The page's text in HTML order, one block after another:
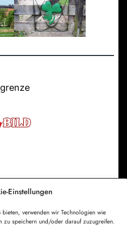
Einstellungen
verwenden wir Technologien wie
zu speichern und/oder darauf zuzugreifen.
n
F
e
w
c
k
u
a
g
B
i
k
z
u
e
Datenschutzerklärung
(EU)Kontakt